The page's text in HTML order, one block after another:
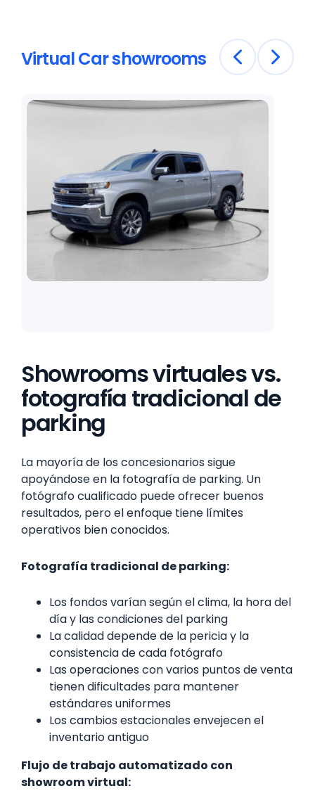
Virtual Car showrooms
Showrooms virtuales vs.
fotografía tradicional de
parking
La mayoría de los concesionarios sigue
apoyándose en la fotografía de parking. Un
fotógrafo cualificado puede ofrecer buenos
resultados, pero el enfoque tiene límites
operativos bien conocidos.
Fotografía tradicional de parking:
Los fondos varían según el clima, la hora del
día y las condiciones del parking
La calidad depende de la pericia y la
consistencia de cada fotógrafo
Las operaciones con varios puntos de venta
tienen dificultades para mantener
estándares uniformes
Los cambios estacionales envejecen el
inventario antiguo
Flujo de trabajo automatizado con
showroom virtual: